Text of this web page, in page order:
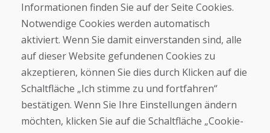
Über uns
Geschäft
Kontakt
Kaufen
E-Shop
Geschäftsbedingungen
Transport
Informationen finden Sie auf der Seite Cookies.
Notwendige Cookies werden automatisch
aktiviert. Wenn Sie damit einverstanden sind, alle
auf dieser Website gefundenen Cookies zu
akzeptieren, können Sie dies durch Klicken auf die
Schaltfläche „Ich stimme zu und fortfahren“
bestätigen. Wenn Sie Ihre Einstellungen ändern
möchten, klicken Sie auf die Schaltfläche „Cookie-